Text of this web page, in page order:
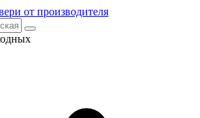
от производителя